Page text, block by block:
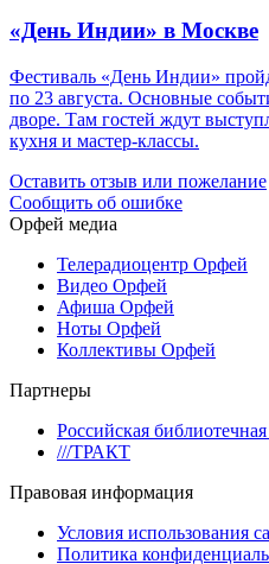
«День Индии» в Москве
Фестиваль «День Индии»
по 23 августа. Основные
дворе. Там гостей ждут
кухня и мастер-классы.
Оставить отзыв или пожелание
Сообщить об ошибке
Орфей медиа
Телерадиоцентр Орфей
Видео Орфей
Афиша Орфей
Ноты Орфей
Коллективы Орфей
Партнеры
Российская
///ТРАКТ
Правовая информация
Условия использования
Политика